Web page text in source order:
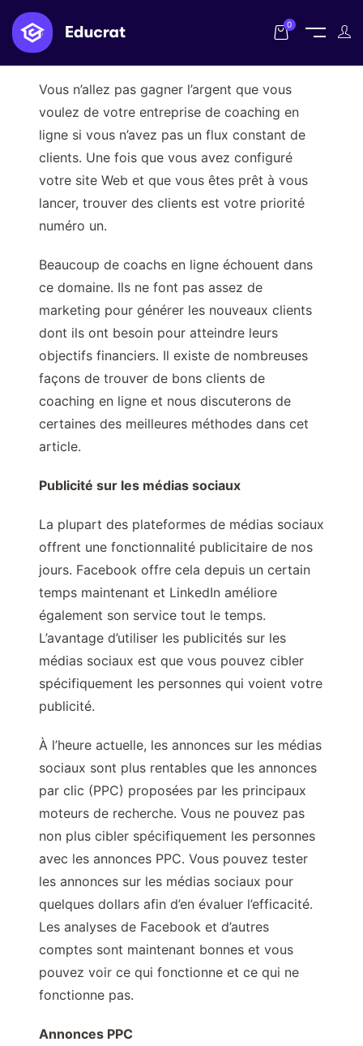
0
Vous n’allez pas gagner l’argent que vous
voulez de votre entreprise de coaching en
ligne si vous n’avez pas un flux constant de
clients. Une fois que vous avez configuré
votre site Web et que vous êtes prêt à vous
lancer, trouver des clients est votre priorité
numéro un.
Beaucoup de coachs en ligne échouent dans
ce domaine. Ils ne font pas assez de
marketing pour générer les nouveaux clients
dont ils ont besoin pour atteindre leurs
objectifs financiers. Il existe de nombreuses
façons de trouver de bons clients de
coaching en ligne et nous discuterons de
certaines des meilleures méthodes dans cet
article.
Publicité sur les médias sociaux
La plupart des plateformes de médias sociaux
offrent une fonctionnalité publicitaire de nos
jours. Facebook offre cela depuis un certain
temps maintenant et LinkedIn améliore
également son service tout le temps.
L’avantage d’utiliser les publicités sur les
médias sociaux est que vous pouvez cibler
spécifiquement les personnes qui voient votre
publicité.
À l’heure actuelle, les annonces sur les médias
sociaux sont plus rentables que les annonces
par clic (PPC) proposées par les principaux
moteurs de recherche. Vous ne pouvez pas
non plus cibler spécifiquement les personnes
avec les annonces PPC. Vous pouvez tester
les annonces sur les médias sociaux pour
quelques dollars afin d’en évaluer l’efficacité.
Les analyses de Facebook et d’autres
comptes sont maintenant bonnes et vous
pouvez voir ce qui fonctionne et ce qui ne
fonctionne pas.
Annonces PPC